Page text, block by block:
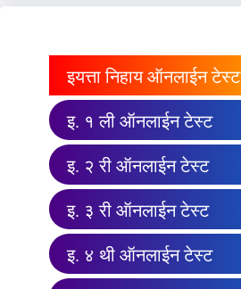
इयत्ता निहाय ऑनलाईन टेस्ट
इ. १ ली ऑनलाईन टेस्ट
इ. २ री ऑनलाईन टेस्ट
इ. ३ री ऑनलाईन टेस्ट
इ. ४ थी ऑनलाईन टेस्ट